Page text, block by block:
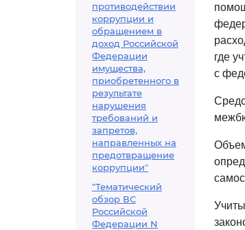
противодействии
коррупции и
обращением в
доход Российской
Федерации
имущества,
приобретенного в
результате
нарушения
требований и
запретов,
направленных на
предотвращение
коррупции"
"Тематический
обзор ВС
Российской
Федерации N
где
с